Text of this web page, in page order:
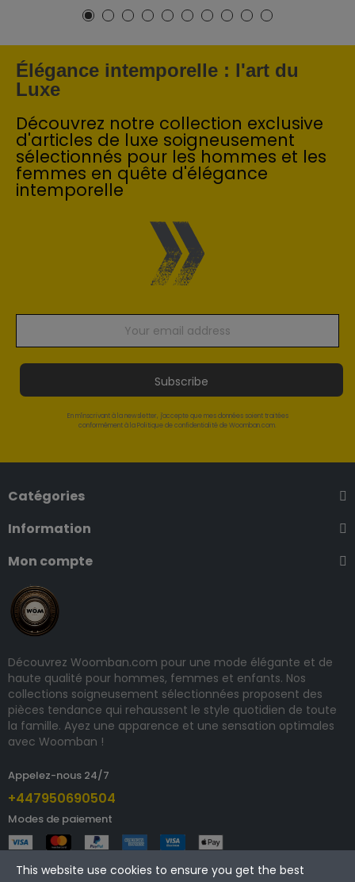
Élégance intemporelle : l'art du
Luxe
Découvrez notre collection exclusive
d'articles de luxe soigneusement
sélectionnés pour les hommes et les
femmes en quête d'élégance
intemporelle
Subscribe
En m'inscrivant à la newsletter, j'accepte que mes données soient traitées
conformément à la Politique de confidentialité de Woomban.com.
Catégories
Information
Mon compte
Découvrez Woomban.com pour une mode élégante et de
haute qualité pour hommes, femmes et enfants. Nos
collections soigneusement sélectionnées proposent des
pièces tendance qui rehaussent le style quotidien de toute
la famille. Ayez une apparence et une sensation optimales
avec Woomban !
Appelez-nous 24/7
+447950690504
Modes de paiement
This website use cookies to ensure you get the best